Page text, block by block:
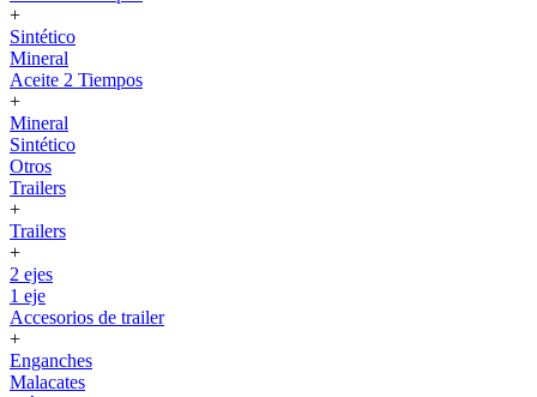
+
Sintético
Mineral
Aceite 2 Tiempos
+
Mineral
Sintético
Otros
Trailers
+
Trailers
+
2 ejes
1 eje
Accesorios de trailer
+
Enganches
Malacates